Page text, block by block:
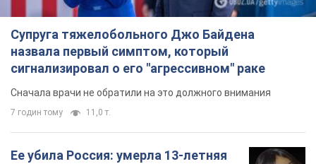
Супруга тяжелобольного Джо Байдена
назвала первый симптом, который
сигнализировал о его "агрессивном" раке
Сначала врачи не обратили на это должного внимания
7 годин тому 11,0 т.
Ее убила Россия: умерла 13-летняя